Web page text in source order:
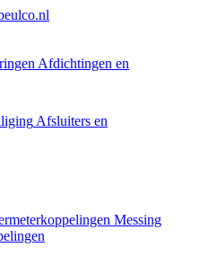
Afdichtingen en
Afsluiters en
Messing